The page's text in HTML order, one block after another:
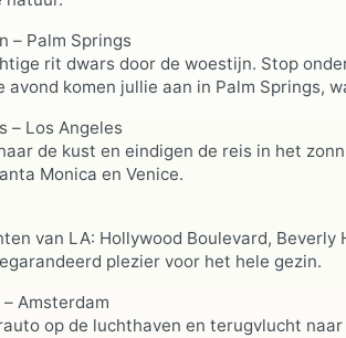
– Palm Springs
rit dwars door de woestijn. Stop
avond komen jullie aan in Palm Springs,
– Los Angeles
de kust en eindigen de reis in het
Monica en Venice.
van LA: Hollywood Boulevard,
plezier voor het hele gezin.
– Amsterdam
op de luchthaven en terugvlucht